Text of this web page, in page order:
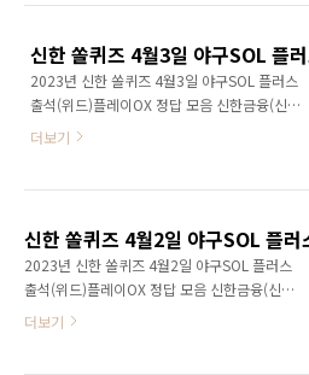
2023년 신한 쏠퀴즈 4월3일 야구SOL 플러스
출석(위드)플레이OX 정답 모음 신한금융(신한
카드, 신한은행) 쏠야구 쏠퀴즈, OX퀴즈, 출석퀴
더보기
2023년 신한 쏠퀴즈 4월2일 야구SOL 플러스
출석(위드)플레이OX 정답 모음 신한금융(신한
카드, 신한은행) 쏠야구 쏠퀴즈, OX퀴즈, 출석퀴
더보기